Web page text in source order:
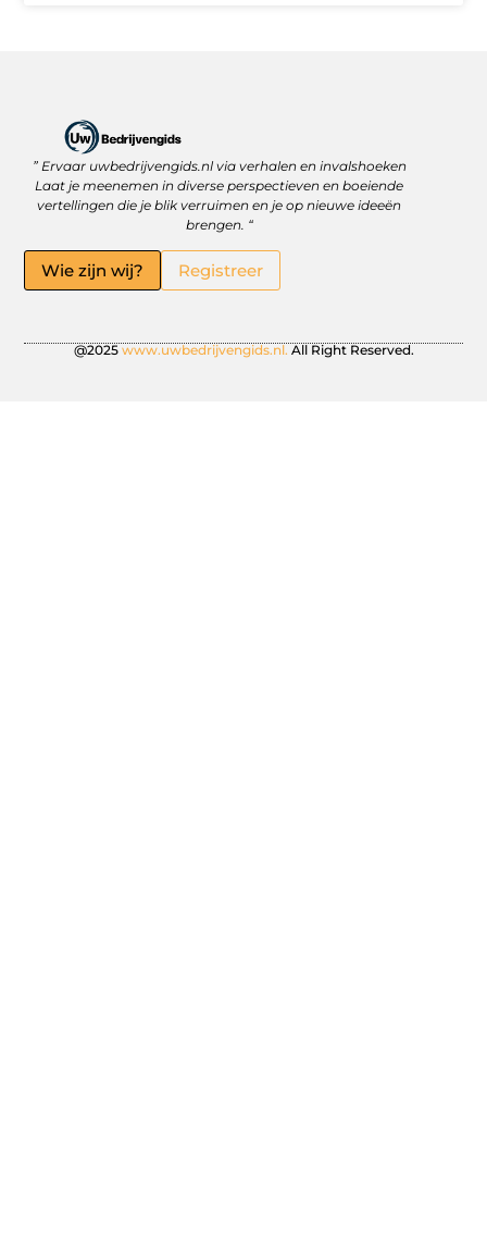
” Ervaar uwbedrijvengids.nl via verhalen en invalshoeken
Laat je meenemen in diverse perspectieven en boeiende
vertellingen die je blik verruimen en je op nieuwe ideeën
brengen. “
Wie zijn wij? Registreer
@2025 www.uwbedrijvengids.nl. All Right Reserved.